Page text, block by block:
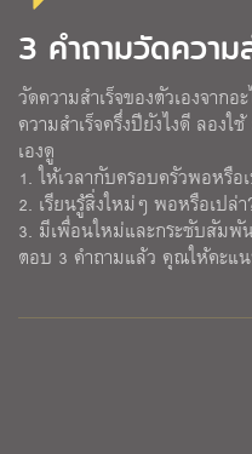
3 คำถามวัดความ
วัดความสำเร็จของตัวเองจากอ
ความสำเร็จครึ่งปียังไงดี ลองใ
เองดู
1. ให้เวลากับครอบครัวพอหรือ
2. เรียนรู้สิ่งใหม่ๆ พอหรือเปล่า
3. มีเพื่อนใหม่และกระชับสัมพั
ตอบ 3 คำถามแล้ว คุณให้คะแน